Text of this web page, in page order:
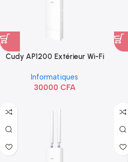
Cudy AP1200 Extérieur Wi-Fi
Informatiques
30000 CFA